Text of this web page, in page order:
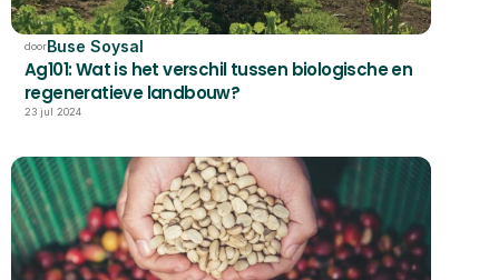
doorBuse Soysal
Ag101: Wat is het verschil tussen biologische en
regeneratieve landbouw?
23 jul 2024